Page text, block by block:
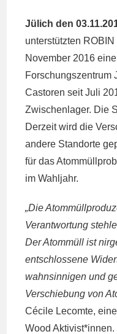
Jülich den
unterstützten
November 2016
Forschungszentrum
Castoren seit Juli
Zwischenlager. Die
Derzeit wird die
andere Standorte
für das
im Wahljahr.
„Die
Verantwortung
Der Atommüll ist
entschlossene
wahnsinnigen und
Verschiebung von
Cécile Lecomte,
Wood Aktivist*innen.